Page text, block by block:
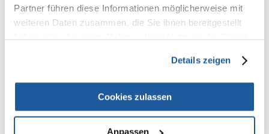
Partner führen diese Informationen möglicherweise mit
weiteren Daten zusammen, die Sie ihnen bereitgestellt
Details zeigen
Cookies zulassen
Anpassen
goldbrasse 85 g
in Brühe 70 g